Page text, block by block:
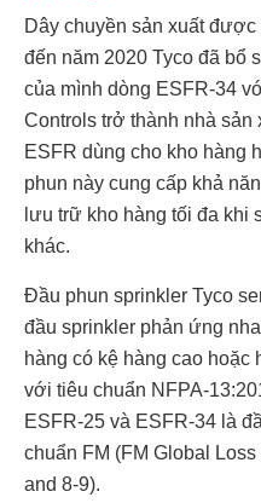
Dây chuyền sản xuất
đến năm 2020 Tyco đã bổ
của mình dòng ESFR-34
Controls trở thành nhà sản
ESFR dùng cho kho hàng
phun này cung cấp khả
lưu trữ kho hàng tối đa khi
khác.
Đầu phun sprinkler Tyco
đầu sprinkler phản ứng
hàng có kệ hàng cao hoặc
với tiêu chuẩn NFPA-
ESFR-25 và ESFR-34 là
chuẩn FM (FM Global
and 8-9).